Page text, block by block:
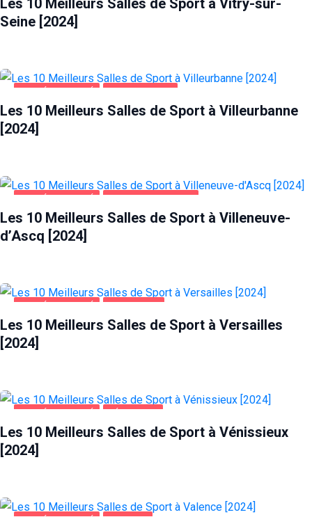
Seine [2024]
SANTÉ ET BEAUTÉ VILLEURBANNE
Les 10 Meilleurs Salles de Sport à Villeurbanne
[2024]
SANTÉ ET BEAUTÉ VILLENEUVE-D'ASCQ
Les 10 Meilleurs Salles de Sport à Villeneuve-
d’Ascq [2024]
SANTÉ ET BEAUTÉ VERSAILLES
Les 10 Meilleurs Salles de Sport à Versailles
[2024]
SANTÉ ET BEAUTÉ VÉNISSIEUX
Les 10 Meilleurs Salles de Sport à Vénissieux
[2024]